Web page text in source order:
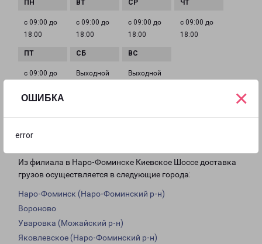
ОШИБКА
error
×
с 09:00 до
18:00
с 09:00 до
18:00
с 09:00 до
18:00
с 09:00 до
18:00
с 09:00 до
Выходной Выходной
Из филиала в Наро-Фоминске Киевское Шоссе доставка
грузов осуществляется в следующие города:
Наро-Фоминск (Наро-Фоминский р-н)
Вороново
Уваровка (Можайский р-н)
Яковлевское (Наро-Фоминский р-н)